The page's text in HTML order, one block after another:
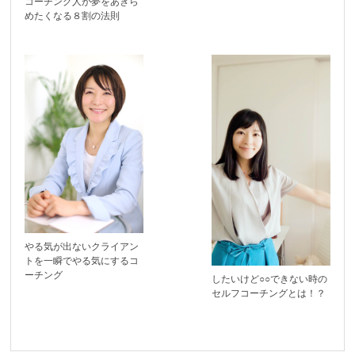
めたくなる８割の法則
やる気が出ないクライアン
トを一瞬でやる気にするコ
ーチング
したいけど○○できない時の
セルフコーチングとは！？